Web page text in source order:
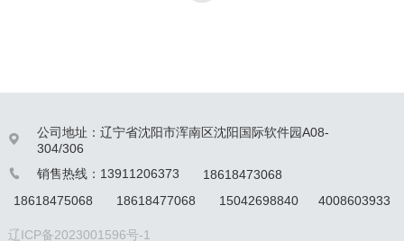

公司地址：辽宁省沈阳市浑南区沈阳国际软件园A08-
304/306
 销售热线：13911206373
18618473068
18618475068
18618477068 15042698840 4008603933
辽ICP备2023001596号-1